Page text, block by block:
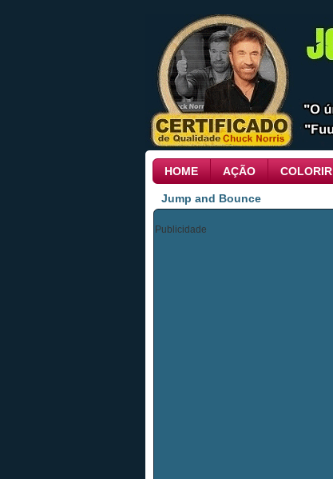
HOME AÇÃO COLORIR
Jump and Bounce
Publicidade